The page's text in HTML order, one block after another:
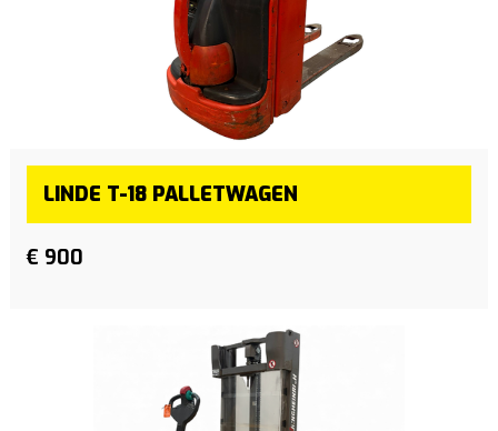
LINDE T-18 PALLETWAGEN
€ 900